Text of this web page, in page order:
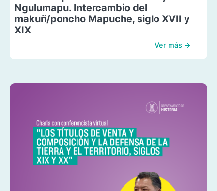
Ngulumapu. Intercambio del
makuñ/poncho Mapuche, siglo XVII y
XIX
Ver más →